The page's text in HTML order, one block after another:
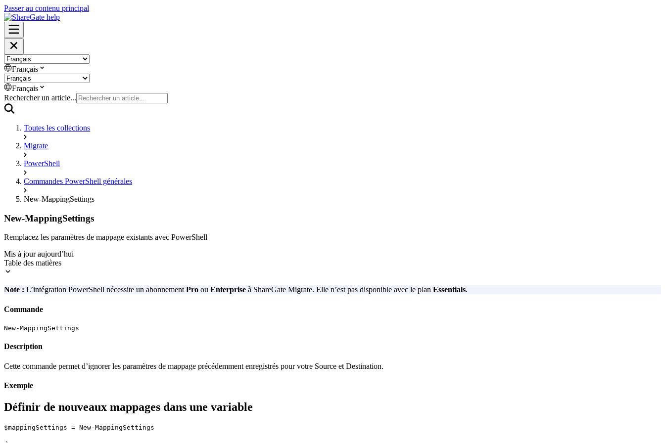
Passer au contenu principal
Français
Français
Rechercher un article...
Toutes les collections
Migrate
PowerShell
Commandes PowerShell générales
New-MappingSettings
New-MappingSettings
Remplacez les paramètres de mappage existants avec PowerShell
Mis à jour aujourd’hui
Table des matières
Note : L’intégration PowerShell nécessite un abonnementPro ou Enterprise à ShareGate Migrate. Elle n’est pas disponible avec le plan Essentials.
Commande
New-MappingSettings
Description
Cette commande permet d’ignorer les paramètres de mappage précédemment enregistrés pour votre Source et Destination.
Exemple
Définir de nouveaux mappages dans une variable
$mappingSettings = New-MappingSettings